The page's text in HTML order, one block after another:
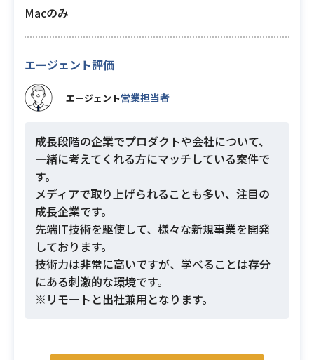
Macのみ
エージェント評価
エージェント営業担当者
成長段階の企業でプロダクトや会社について、
一緒に考えてくれる方にマッチしている案件で
す。
メディアで取り上げられることも多い、注目の
成長企業です。
先端IT技術を駆使して、様々な新規事業を開発
しております。
技術力は非常に高いですが、学べることは存分
にある刺激的な環境です。
※リモートと出社兼用となります。